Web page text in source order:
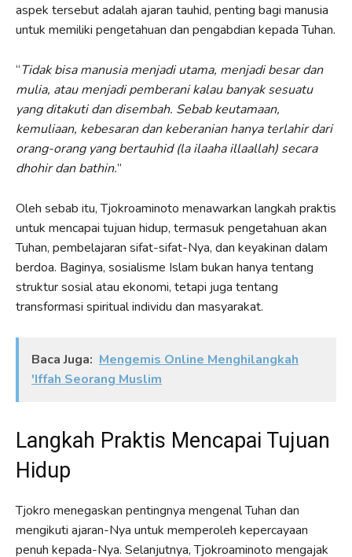
aspek tersebut adalah ajaran tauhid, penting bagi manusia
untuk memiliki pengetahuan dan pengabdian kepada Tuhan.
“Tidak bisa manusia menjadi utama, menjadi besar dan
mulia, atau menjadi pemberani kalau banyak sesuatu
yang ditakuti dan disembah. Sebab keutamaan,
kemuliaan, kebesaran dan keberanian hanya terlahir dari
orang-orang yang bertauhid (la ilaaha illaallah) secara
dhohir dan bathin.”
Oleh sebab itu, Tjokroaminoto menawarkan langkah praktis
untuk mencapai tujuan hidup, termasuk pengetahuan akan
Tuhan, pembelajaran sifat-sifat-Nya, dan keyakinan dalam
berdoa. Baginya, sosialisme Islam bukan hanya tentang
struktur sosial atau ekonomi, tetapi juga tentang
transformasi spiritual individu dan masyarakat.
Baca Juga: Mengemis Online Menghilangkah
'Iffah Seorang Muslim
Langkah Praktis Mencapai Tujuan
Hidup
Tjokro menegaskan pentingnya mengenal Tuhan dan
mengikuti ajaran-Nya untuk memperoleh kepercayaan
penuh kepada-Nya. Selanjutnya, Tjokroaminoto mengajak